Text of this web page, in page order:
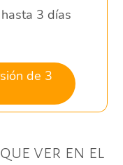
3 días
de 3
ver en el